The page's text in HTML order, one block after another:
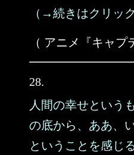
（→続きはクリック
（ アニメ『キャプ
28.
人間の幸せという
の底から、ああ、
ということを感じ